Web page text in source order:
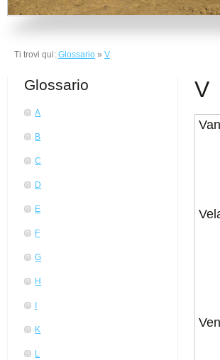
Ti trovi qui: Glossario » V
Glossario
A
B
C
D
E
F
G
H
K
L
V